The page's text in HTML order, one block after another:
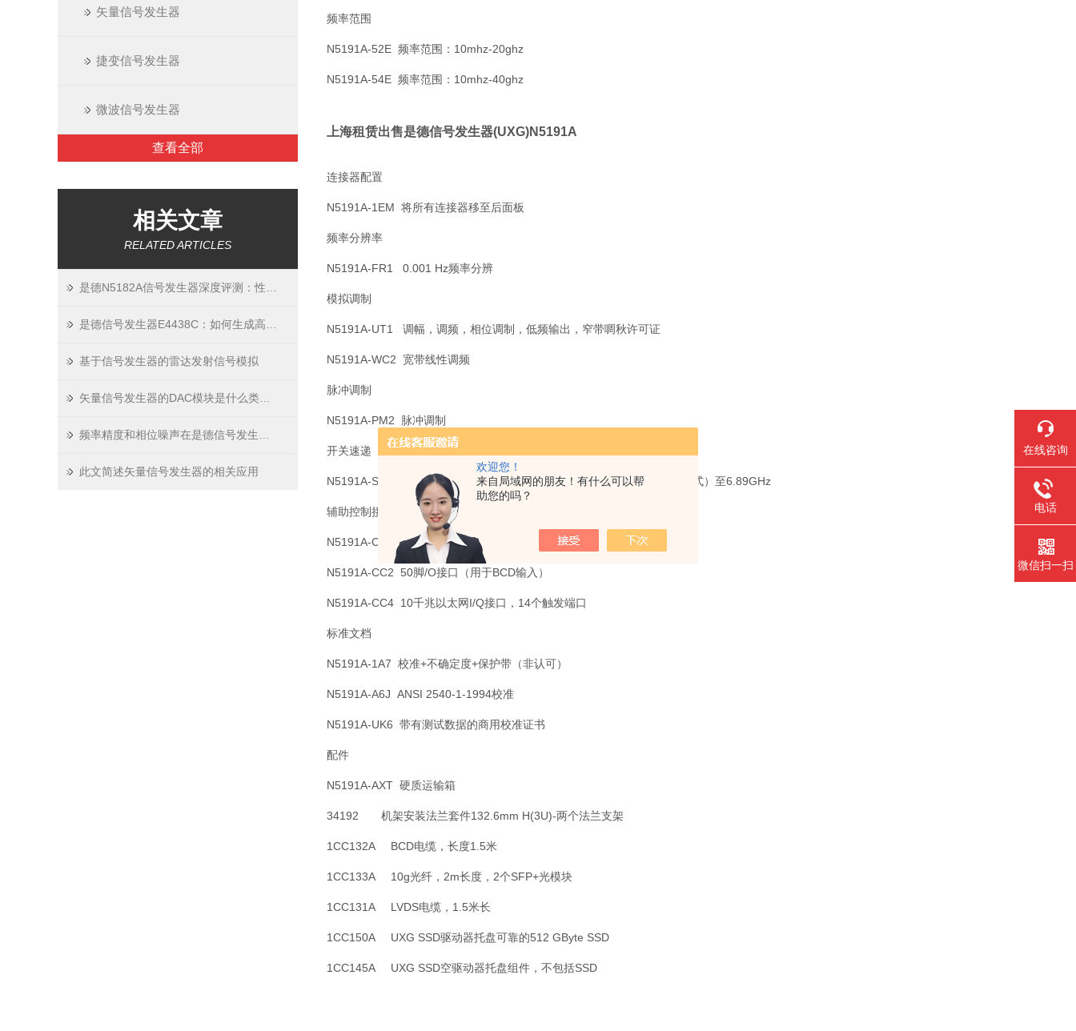
欢迎您！
来自局域网的朋友！有什么可以帮
助您的吗？
矢量信号发生器
捷变信号发生器
微波信号发生器
查看全部
相关文章
RELATED ARTICLES
基于信号发生器的雷达发射信号模拟
此文简述矢量信号发生器的相关应用
频率范围
N5191A-52E 频率范围：10mhz-20ghz
N5191A-54E 频率范围：10mhz-40ghz
上海租赁出售是德信号发生器(UXG)N5191A
连接器配置
N5191A-1EM 将所有连接器移至后面板
频率分辨率
N5191A-FR1 0.001 Hz频率分辨
模拟调制
N5191A-UT1 调幅，调频，相位调制，低频输出，窄带啁秋许可证
N5191A-WC2 宽带线性调频
脉冲调制
N5191A-PM2 脉冲调制
开关速递
N5191A-SS3 180ns PDW更新速率（norma/list）370ns延迟（快递CW模式）至6.89GHz
辅助控制接口
N5191A-CC1 100脚V/O接口（用于二进制输入）
N5191A-CC2 50脚/O接口（用于BCD输入）
N5191A-CC4 10千兆以太网I/Q接口，14个触发端口
标准文档
N5191A-1A7 校准+不确定度+保护带（非认可）
N5191A-A6J ANSI 2540-1-1994校准
N5191A-UK6 带有测试数据的商用校准证书
配件
N5191A-AXT 硬质运输箱
34192 机架安装法兰套件132.6mm H(3U)-两个法兰支架
1CC132A BCD电缆，长度1.5米
1CC133A 10g光纤，2m长度，2个SFP+光模块
1CC131A LVDS电缆，1.5米长
1CC150A UXG SSD驱动器托盘可靠的512 GByte SSD
1CC145A UXG SSD空驱动器托盘组件，不包括SSD
在线咨询
电话
微信扫一扫